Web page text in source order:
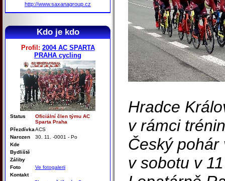
http://www.saxanagroup.cz
Kdo je kdo
Profil: 2004 AC SPARTA
PRAHA cycling
Status
Oficiální člen týmu AC
Sparta Praha
PřezdívkaACS
Narozen
30. 11. -0001 - Po
Kde
Bydliště
Záliby
Foto
Ve fotogalerii
Kontakt
Hradce
v rámci
Český pohár
v sobotu v